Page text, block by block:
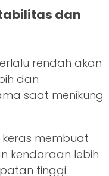
dan
rendah akan
dan
saat menikung
membuat
kendaraan lebih
tinggi.